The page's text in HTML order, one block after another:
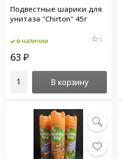
Подвестные шарики для
унитаза "Chirton" 45г
в наличии 0
63 ₽
В корзину